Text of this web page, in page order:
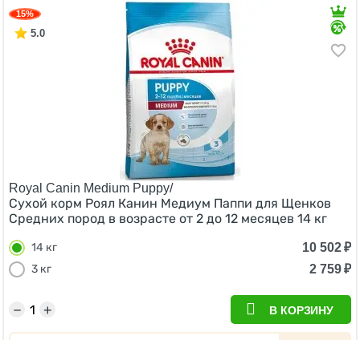
15%
5.0
Royal Canin Medium Puppy/
Сухой корм Роял Канин Медиум Паппи для Щенков
Средних пород в возрасте от 2 до 12 месяцев 14 кг
14 кг 10 502₽
3 кг
2 759₽
+
− В КОРЗИНУ